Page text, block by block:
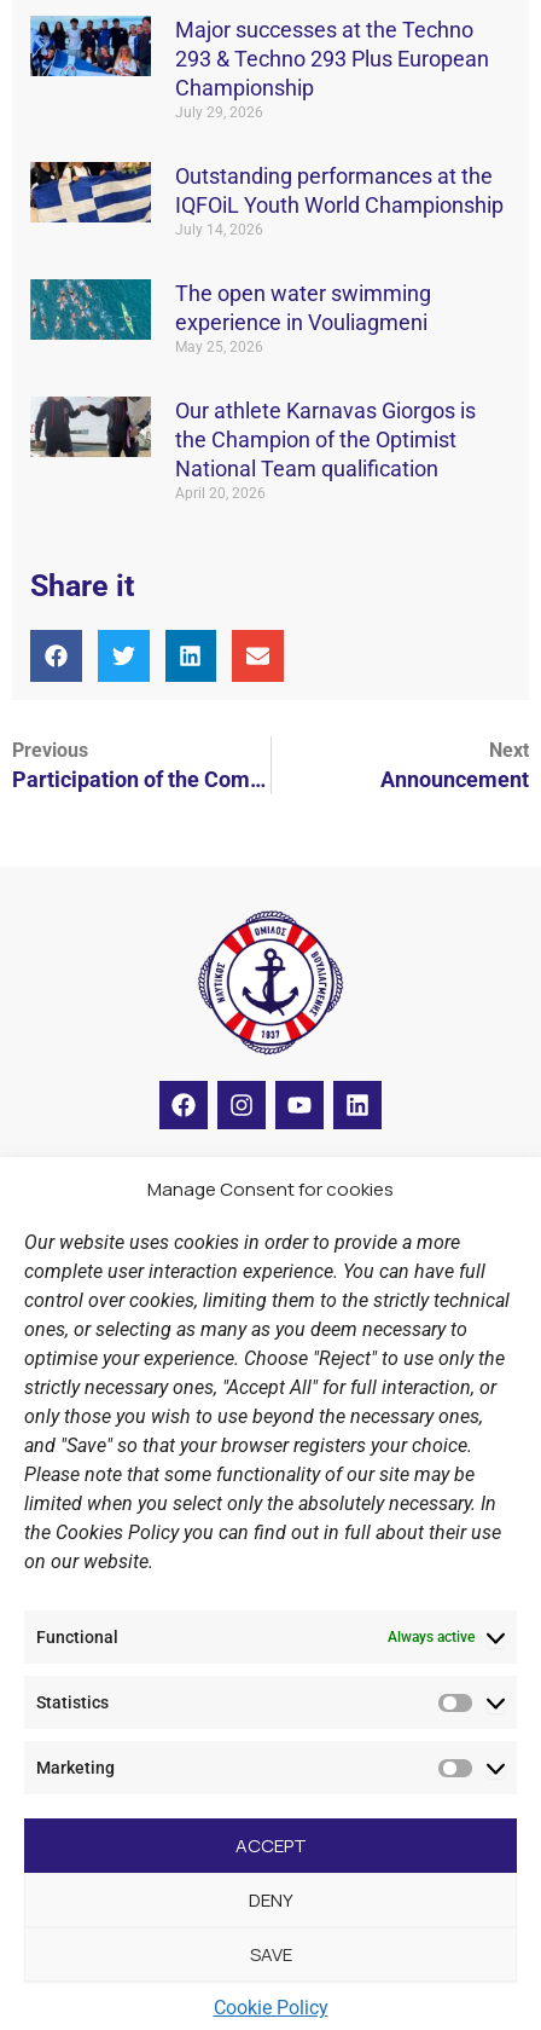
Manage Consent for cookies
Our website uses cookies in order to provide a more
complete user interaction experience. You can have full
control over cookies, limiting them to the strictly technical
ones, or selecting as many as you deem necessary to
optimise your experience. Choose "Reject" to use only the
strictly necessary ones, "Accept All" for full interaction, or
only those you wish to use beyond the necessary ones,
and "Save" so that your browser registers your choice.
Please note that some functionality of our site may be
limited when you select only the absolutely necessary. In
the Cookies Policy you can find out in full about their use
on our website.
Functional Always active
Statistics
Marketing
ACCEPT
DENY
SAVE
Cookie Policy
Major successes at the Techno
293 & Techno 293 Plus European
Championship
July 29, 2026
Outstanding performances at the
IQFOiL Youth World Championship
July 14, 2026
The open water swimming
experience in Vouliagmeni
May 25, 2026
Our athlete Karnavas Giorgos is
the Champion of the Optimist
National Team qualification
April 20, 2026
Share it
Previous
Participation of the Competitive Swimming in the 8th Cup of the Games
Next
Announcement
F
a
b
o
k
I
n
a
r
a
m
Y
o
u
e
L
i
e
i
n
Sports Academy
Open Water Swimming Crossing
Sponsors
Summer Camps
PERSONAL DATA
Website Policy
Cookie Policy
General Policy NOV
Summer Camp Update
CONTACT
+30 210 89 62 416
Vouliagmeni Nautical Club, GR - 166 71 Laimos